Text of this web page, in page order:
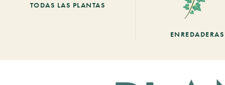
TODAS LAS PLANTAS
ENREDADERAS